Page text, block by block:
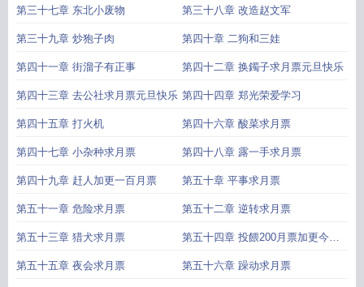
第三十七章 东北小废物 第三十八章 改造赵文军
第三十九章 炒狍子肉 第四十章 二狗和三娃
第四十一章 街溜子有正事 第四十二章 换鐲子求月票元旦快乐
第四十三章 去公社求月票元旦快乐 第四十四章 郑光荣爱学习
第四十五章 打火机 第四十六章 酸菜求月票
第四十七章 小杂种求月票 第四十八章 露一手求月票
第四十九章 赶人加更一百月票 第五十章 平事求月票
第五十一章 危险求月票 第五十二章 逆转求月票
第五十三章 猎犬求月票 第五十四章 投餵200月票加更今日
三更
第五十五章 夜会求月票 第五十六章 躁动求月票